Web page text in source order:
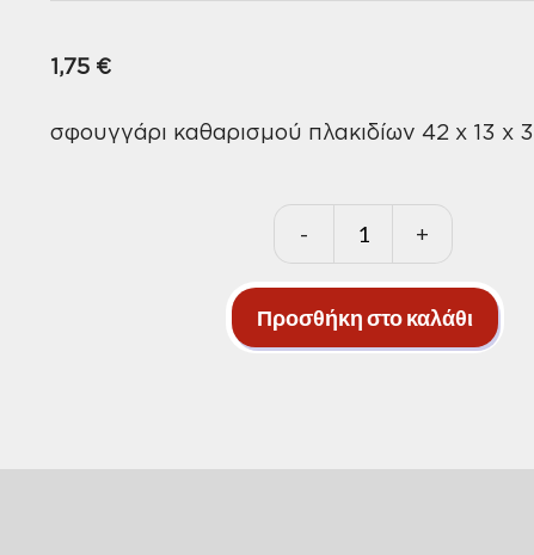
1,75 €
σφουγγάρι καθαρισμού πλακιδίων 42 x 13 x 3
-
Σφουγγάρι
καθαρισμού
πλακιδίων
42
+
Προσθήκη στο καλάθι